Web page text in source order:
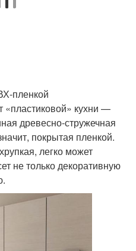
пленкой
кухни —
древесно-стружечная
покрытая пленкой.
легко может
не только декоративную